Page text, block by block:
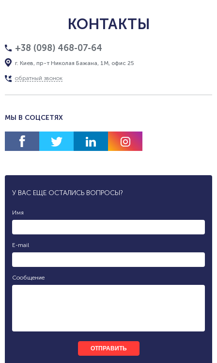
КОНТАКТЫ
+38 (098) 468-07-64
г. Киев, пр-т Николая Бажана, 1М, офис 25
обратный звонок
МЫ В СОЦСЕТЯХ
У ВАС ЕЩЕ ОСТАЛИСЬ ВОПРОСЫ?
Имя
E-mail
Сообщение
ОТПРАВИТЬ